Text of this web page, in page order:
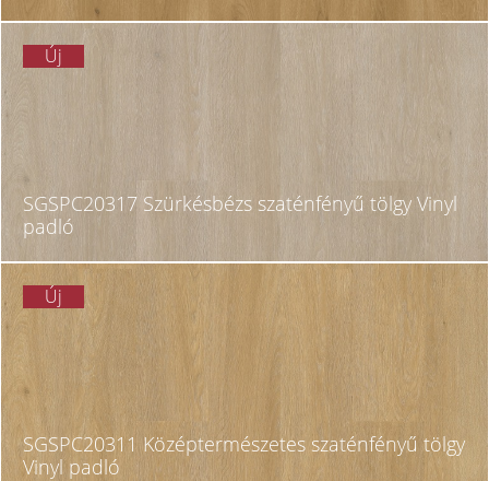
Új
SGSPC20317 Szürkésbézs szaténfényű tölgy Vinyl
padló
Új
SGSPC20311 Középtermészetes szaténfényű tölgy
Vinyl padló